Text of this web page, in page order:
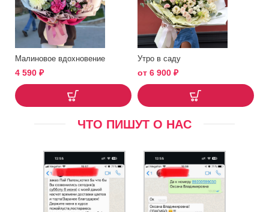
Малиновое вдохновение
4 590 ₽
Утро в саду
от 6 900 ₽
ЧТО ПИШУТ О НАС